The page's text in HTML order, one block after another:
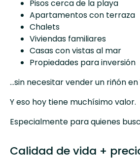
Pisos cerca de la playa
Apartamentos con terraza
Chalets
Viviendas familiares
Casas con vistas al mar
Propiedades para inversión
…sin necesitar vender un riñón
Y eso hoy tiene muchísimo valor.
Especialmente para quienes
Calidad de vida +